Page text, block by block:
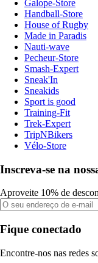
Galope-Store
Handball-Store
House of Rugby
Made in Paradis
Nauti-wave
Pecheur-Store
Smash-Expert
Sneak'In
Sneakids
Sport is good
Training-Fit
Trek-Expert
TripNBikers
Vélo-Store
Inscreva-se na
Aproveite 10% de
Fique conectado
Encontre-nos nas redes